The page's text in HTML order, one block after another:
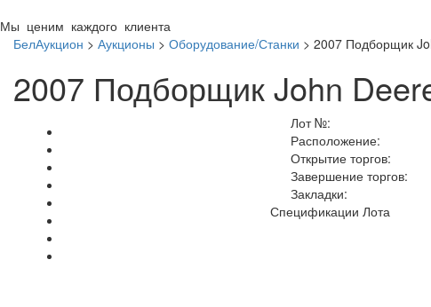
Мы ценим каждого клиента
БелАукцион > Аукционы > Оборудование/Станки > 2007 Подборщик
2007 Подборщик John
Лот №:
Расположение:
Открытие торгов:
Завершение торгов:
Закладки:
Спецификации Лота